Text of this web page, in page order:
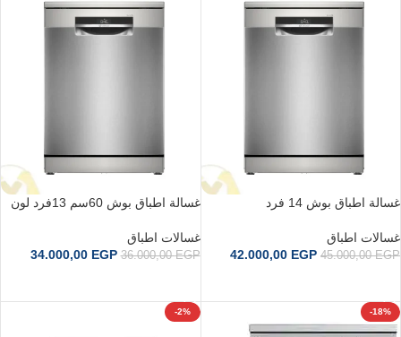
غسالة اطباق بوش 14 فرد
ستيل
غسالات اطباق
45.000,00EGP
42.000,00 EGP
غسالة اطباق بوش 60سم 13فرد لون
غسالات اطباق
36.000,00EGP
34.000,00 EGP
-18%
-2%